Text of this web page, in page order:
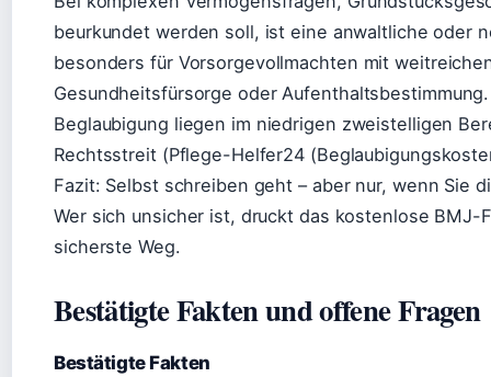
beurkundet werden soll, ist eine anwaltliche oder
besonders für Vorsorgevollmachten mit
Gesundheitsfürsorge oder
Beglaubigung liegen im niedrigen zweistelligen
Rechtsstreit (Pflege-Helfer24
Fazit: Selbst schreiben geht – aber nur, wenn Sie
Wer sich unsicher ist, druckt das kostenlose BMJ-
sicherste Weg.
Bestätigte Fakten und offene Fragen
Bestätigte Fakten